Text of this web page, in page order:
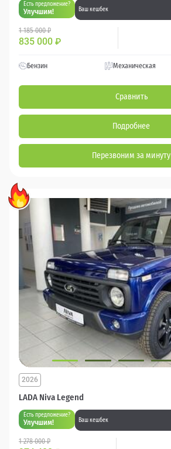
Есть предложение?
Улучшим! Ваш кешбек
1 185 000 ₽
835 000 ₽
Бензин Механическая
Сравнить
Подробнее
Перезвоним за минуту
LADA Niva Legend
2026
Есть предложение?
Улучшим! Ваш кешбек
1 278 000 ₽